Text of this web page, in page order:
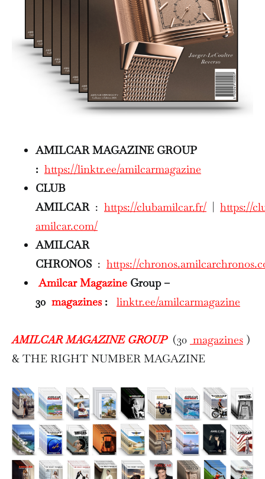
AMILCAR MAGAZINE GROUP
: https://linktr.ee/amilcarmagazine
CLUB
AMILCAR : https://clubamilcar.fr/
https://
amilcar.com/
AMILCAR
CHRONOS : https://
Amilcar Magazine Group –
30 magazines: linktr.ee/amilcarmagazine
AMILCAR MAGAZINE GROUP (30 magazines )
& THE RIGHT NUMBER MAGAZINE